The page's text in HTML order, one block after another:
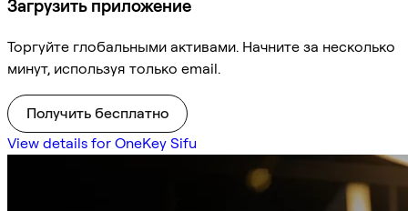
Загрузить приложение
Торгуйте глобальными активами. Начните за несколько
минут, используя только email.
Получить бесплатно
View details for OneKey Sifu